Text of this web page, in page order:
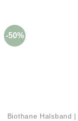
-50%
Biothane Halsband |